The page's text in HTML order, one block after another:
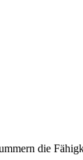
die